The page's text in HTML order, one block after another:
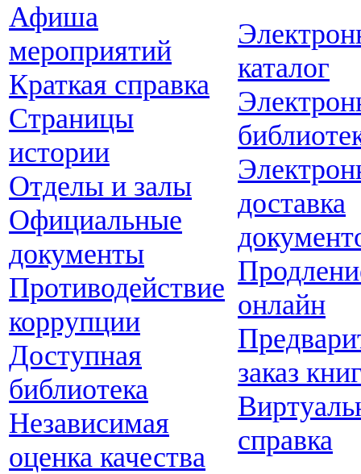
Афиша
мероприятий
Краткая справка
Страницы
истории
Отделы и залы
Официальные
документы
Противодействие
коррупции
Доступная
библиотека
Независимая
оценка качества
каталог
доставка
онлайн
заказ
справка